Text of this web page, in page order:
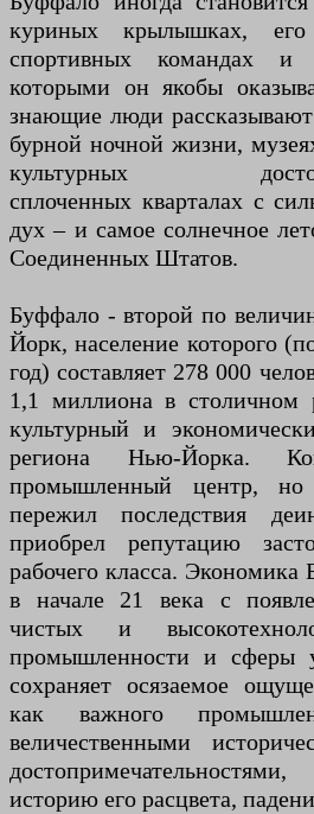
куриных крылышках, его
спортивных командах и
которыми он якобы
знающие люди
бурной ночной жизни,
культурных
сплоченных кварталах с
дух – и самое солнечное
Соединенных Штатов.
Буффало - второй по
Йорк, население которого
год) составляет 278 000
1,1 миллиона в столичном
культурный и
региона Нью-Йорка.
промышленный центр,
пережил последствия
приобрел репутацию
рабочего класса.
в начале 21 века с
чистых и
промышленности и сферы
сохраняет осязаемое
как важного
величественными
историю его расцвета,